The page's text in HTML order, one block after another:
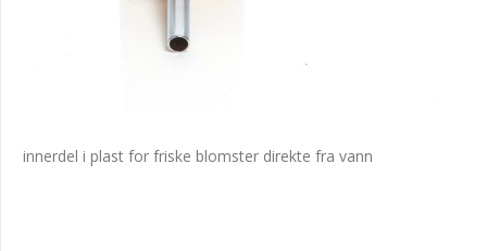
innerdel i plast for friske blomster direkte fra vann